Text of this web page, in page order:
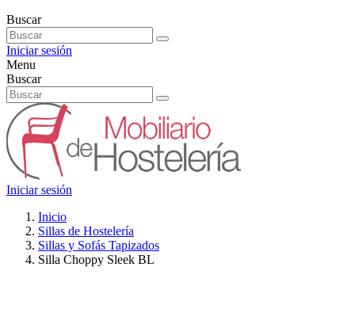
Buscar
Iniciar sesión
Menu
Buscar
Iniciar sesión
Inicio
Sillas de Hostelería
Sillas y Sofás Tapizados
Silla Choppy Sleek BL